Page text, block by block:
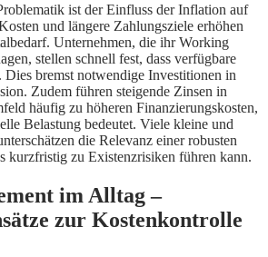
ist der Einfluss der Inflation auf
und längere Zahlungsziele erhöhen
Unternehmen, die ihr Working
stellen schnell fest, dass verfügbare
bremst notwendige Investitionen in
Zudem führen steigende Zinsen in
häufig zu höheren Finanzierungskosten,
Belastung bedeutet. Viele kleine und
die Relevanz einer robusten
kurzfristig zu Existenzrisiken führen kann.
im Alltag –
zur Kostenkontrolle